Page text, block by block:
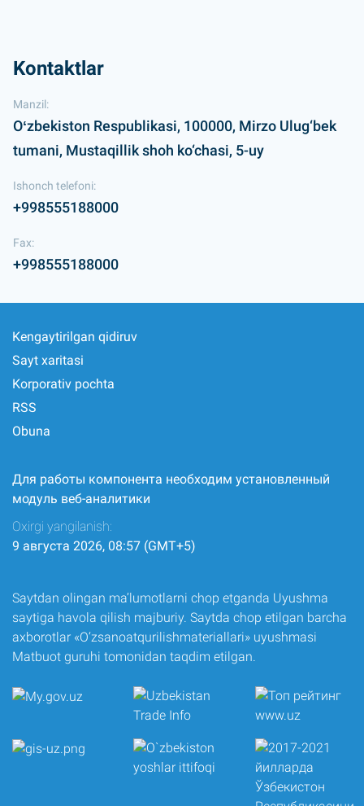
Kontaktlar
Manzil:
Oʻzbekiston Respublikasi, 100000, Mirzo Ulug‘bek
tumani, Mustaqillik shoh ko‘chasi, 5-uy
Ishonch telefoni:
+998555188000
Fax:
+998555188000
Kengaytirilgan qidiruv
Sayt xaritasi
Korporativ pochta
RSS
Obuna
Для работы компонента необходим установленный
модуль веб-аналитики
Oxirgi yangilanish:
9 августа 2026, 08:57 (GMT+5)
Saytdan olingan ma’lumotlarni chop etganda Uyushma
saytiga havola qilish majburiy. Saytda chop etilgan barcha
axborotlar «O‘zsanoatqurilishmateriallari» uyushmasi
Matbuot guruhi tomonidan taqdim etilgan.